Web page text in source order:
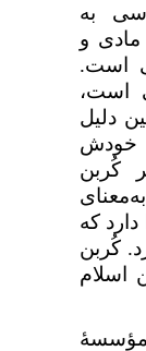
به
مادی و
است.
است،
دلیل
خودش
کُربن
که
کُربن
اسلام
مؤسسهٔ